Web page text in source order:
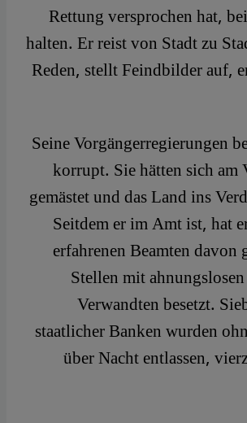
Rettung versprochen hat,
halten. Er reist von Stadt zu
Reden, stellt Feindbilder auf,
Seine Vorgängerregierungen
korrupt. Sie hätten sich
gemästet und das Land ins
Seitdem er im Amt ist, hat
erfahrenen Beamten
Stellen mit
Verwandten besetzt.
staatlicher Banken wurden
über Nacht entlassen,